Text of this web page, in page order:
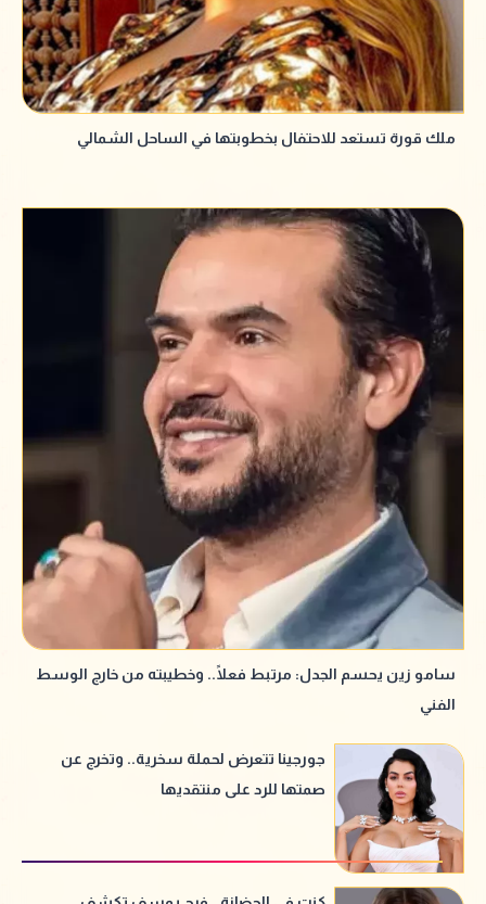
ملك قورة تستعد للاحتفال بخطوبتها في الساحل الشمالي
سامو زين يحسم الجدل: مرتبط فعلًا.. وخطيبته من خارج الوسط
الفني
جورجينا تتعرض لحملة سخرية.. وتخرج عن
صمتها للرد على منتقديها